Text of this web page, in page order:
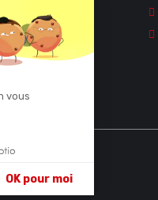
du matériel
vos travaux.
vous
OK pour moi